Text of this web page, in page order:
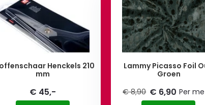
Henckels 210
mm
€ 45,-
Lammy Picasso Foil
Groen
€ 8,90 € 6,90 Per